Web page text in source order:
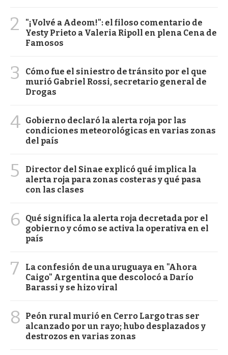
2
"¡Volvé a Adeom!": el filoso comentario de
Yesty Prieto a Valeria Ripoll en plena Cena de
Famosos
3
Cómo fue el siniestro de tránsito por el que
murió Gabriel Rossi, secretario general de
Drogas
4 Gobierno declaró la alerta roja por las
condiciones meteorológicas en varias zonas
del país
5
Director del Sinae explicó qué implica la
alerta roja para zonas costeras y qué pasa
con las clases
6
Qué significa la alerta roja decretada por el
gobierno y cómo se activa la operativa en el
país
7
La confesión de una uruguaya en "Ahora
Caigo" Argentina que descolocó a Darío
Barassi y se hizo viral
8
Peón rural murió en Cerro Largo tras ser
alcanzado por un rayo; hubo desplazados y
destrozos en varias zonas